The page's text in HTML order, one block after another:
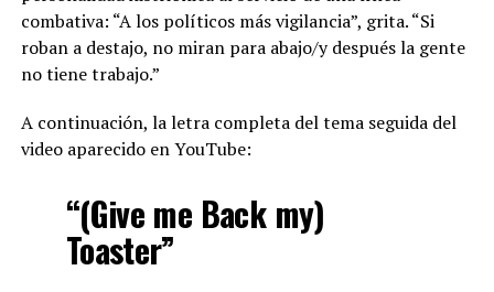
combativa: “A los políticos más vigilancia”, grita. “Si
roban a destajo, no miran para abajo/y después la gente
no tiene trabajo.”
A continuación, la letra completa del tema seguida del
video aparecido en YouTube:
“(Give me Back my)
Toaster”